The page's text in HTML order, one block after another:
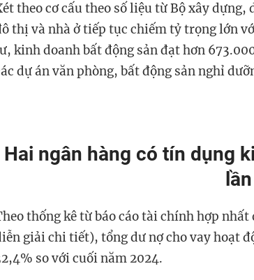
theo cơ cấu theo số liệu từ Bộ xây
thị và nhà ở tiếp tục chiếm tỷ trọng lớn
kinh doanh bất động sản đạt hơn
dự án văn phòng, bất động sản nghỉ
Hai ngân hàng có tín dụng
lần
thống kê từ báo cáo tài chính hợp nhất
giải chi tiết), tổng dư nợ cho vay hoạt
so với cuối năm 2024.